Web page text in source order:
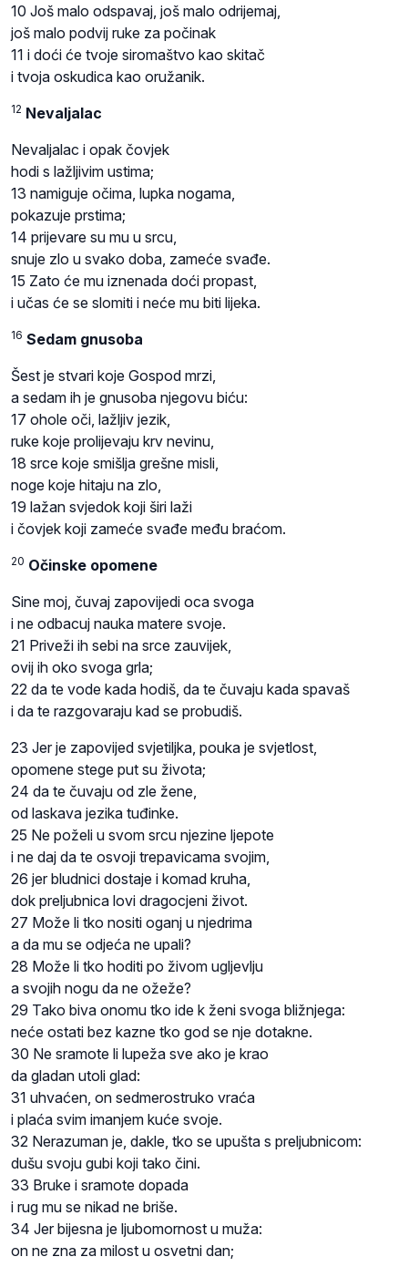
10 Još malo odspavaj, još malo odrijemaj,
još malo podvij ruke za počinak
11 i doći će tvoje siromaštvo kao skitač
i tvoja oskudica kao oružanik.
12 Nevaljalac
Nevaljalac i opak čovjek
hodi s lažljivim ustima;
13 namiguje očima, lupka nogama,
pokazuje prstima;
14 prijevare su mu u srcu,
snuje zlo u svako doba, zameće svađe.
15 Zato će mu iznenada doći propast,
i učas će se slomiti i neće mu biti lijeka.
16 Sedam gnusoba
Šest je stvari koje Gospod mrzi,
a sedam ih je gnusoba njegovu biću:
17 ohole oči, lažljiv jezik,
ruke koje prolijevaju krv nevinu,
18 srce koje smišlja grešne misli,
noge koje hitaju na zlo,
19 lažan svjedok koji širi laži
i čovjek koji zameće svađe među braćom.
20 Očinske opomene
Sine moj, čuvaj zapovijedi oca svoga
i ne odbacuj nauka matere svoje.
21 Priveži ih sebi na srce zauvijek,
ovij ih oko svoga grla;
22 da te vode kada hodiš, da te čuvaju kada spavaš
i da te razgovaraju kad se probudiš.
23 Jer je zapovijed svjetiljka, pouka je svjetlost,
opomene stege put su života;
24 da te čuvaju od zle žene,
od laskava jezika tuđinke.
25 Ne poželi u svom srcu njezine ljepote
i ne daj da te osvoji trepavicama svojim,
26 jer bludnici dostaje i komad kruha,
dok preljubnica lovi dragocjeni život.
27 Može li tko nositi oganj u njedrima
a da mu se odjeća ne upali?
28 Može li tko hoditi po živom ugljevlju
a svojih nogu da ne ožeže?
29 Tako biva onomu tko ide k ženi svoga bližnjega:
neće ostati bez kazne tko god se nje dotakne.
30 Ne sramote li lupeža sve ako je krao
da gladan utoli glad:
31 uhvaćen, on sedmerostruko vraća
i plaća svim imanjem kuće svoje.
32 Nerazuman je, dakle, tko se upušta s preljubnicom:
dušu svoju gubi koji tako čini.
33 Bruke i sramote dopada
i rug mu se nikad ne briše.
34 Jer bijesna je ljubomornost u muža:
on ne zna za milost u osvetni dan;